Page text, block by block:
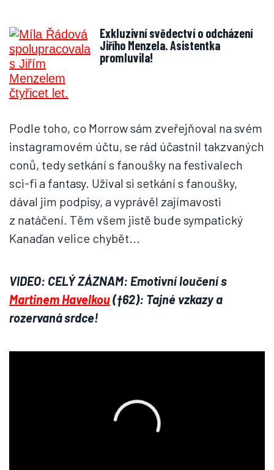
Exkluzivní svědectví o odcházení
Jiřího Menzela. Asistentka
promluvila!
Podle toho, co Morrow sám zveřejňoval na svém
instagramovém účtu, se rád účastnil takzvaných
conů, tedy setkání s fanoušky na festivalech
sci-fi a fantasy. Užíval si setkání s fanoušky,
dával jim podpisy, a vyprávěl zajímavosti
z natáčení. Těm všem jistě bude sympatický
Kanaďan velice chybět...
VIDEO: CELÝ ZÁZNAM: Emotivní loučení s
Martinem Havelkou(†62): Tajné vzkazy a
rozervaná srdce!